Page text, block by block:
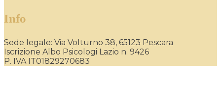
Info
Sede legale: Via Volturno 38, 65123 Pescara
Iscrizione Albo Psicologi Lazio n. 9426
P. IVA IT01829270683